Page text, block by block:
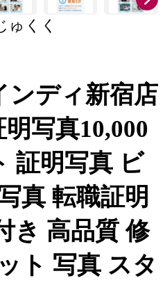
ゅくく
ンディ新宿店
写真10,000
証明写真 ビ
真 転職証明
き 高品質 修
ト 写真 スタ